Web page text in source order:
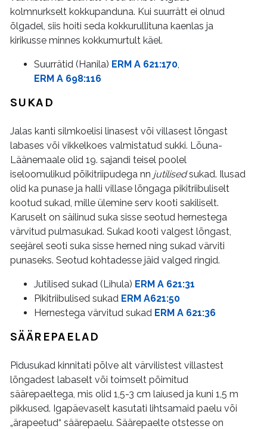
kolmnurkselt kokkupanduna. Kui suurrätt ei olnud
õlgadel, siis hoiti seda kokkurullituna kaenlas ja
kirikusse minnes kokkumurtult käel.
Suurrätid (Hanila) ERM A 621:170,
ERM A 698:116
SUKAD
Jalas kanti silmkoelisi linasest või villasest lõngast
labases või vikkelkoes valmistatud sukki. Lõuna-
Läänemaale olid 19. sajandi teisel poolel
iseloomulikud põikitriipudega nn jutilisedsukad. Ilusad
olid ka punase ja halli villase lõngaga pikitriibuliselt
kootud sukad, mille ülemine serv kooti sakiliselt.
Karuselt on säilinud suka sisse seotud hernestega
värvitud pulmasukad. Sukad kooti valgest lõngast,
seejärel seoti suka sisse herned ning sukad värviti
punaseks. Seotud kohtadesse jäid valged ringid.
Jutilised sukad (Lihula) ERM A 621:31
Pikitriibulised sukad ERM A621:50
Hernestega värvitud sukad ERM A 621:36
SÄÄREPAELAD
Pidusukad kinnitati põlve alt värvilistest villastest
lõngadest labaselt või toimselt põimitud
säärepaeltega, mis olid 1,5-3 cm laiused ja kuni 1,5 m
pikkused. Igapäevaselt kasutati lihtsamaid paelu või
„ärapeetud“ säärepaelu. Säärepaelte otstesse on